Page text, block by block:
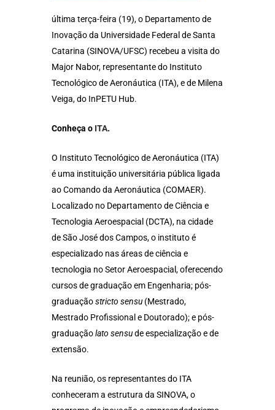
última terça-feira (19), o Departamento de
Inovação da Universidade Federal de Santa
Catarina (SINOVA/UFSC) recebeu a visita do
Major Nabor, representante do Instituto
Tecnológico de Aeronáutica (ITA), e de Milena
Veiga, do InPETU Hub.
Conheça o ITA.
O Instituto Tecnológico de Aeronáutica (ITA)
é uma instituição universitária pública ligada
ao Comando da Aeronáutica (COMAER).
Localizado no Departamento de Ciência e
Tecnologia Aeroespacial (DCTA), na cidade
de São José dos Campos, o instituto é
especializado nas áreas de ciência e
tecnologia no Setor Aeroespacial, oferecendo
cursos de graduação em Engenharia; pós-
graduaçãostricto sensu (Mestrado,
Mestrado Profissional e Doutorado); e pós-
graduaçãolato sensude especialização e de
extensão.
Na reunião, os representantes do ITA
conheceram a estrutura da SINOVA, o